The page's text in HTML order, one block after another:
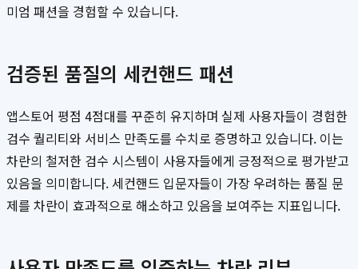
미엄 패션을 경험할 수 있습니다.
검증된 품질의 세컨핸드 패션
앱스토어 평점 4점대를 꾸준히 유지하며 실제 사용자들이 경험한
검수 퀄리티와 서비스 만족도를 수치로 증명하고 있습니다. 이는
차란의 철저한 검수 시스템이 사용자들에게 긍정적으로 평가받고
있음을 의미합니다. 세컨핸드 입문자들이 가장 우려하는 품질 문
제를 차란이 효과적으로 해소하고 있음을 보여주는 지표입니다.